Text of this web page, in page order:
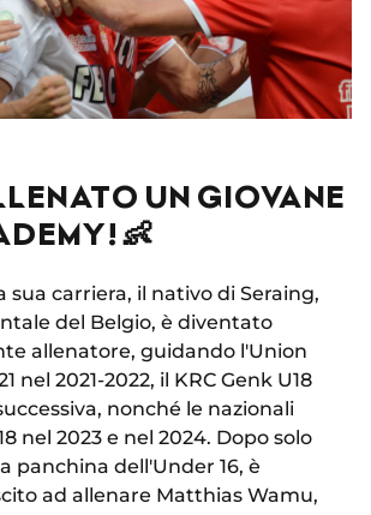
UN GIOVANE
👶
sua carriera, il nativo di Seraing,
del Belgio, è diventato
allenatore, guidando l'Union
nel 2021-2022, il KRC Genk U18
nonché le nazionali
nel 2023 e nel 2024. Dopo solo
panchina dell'Under 16, è
ad allenare Matthias Wamu,